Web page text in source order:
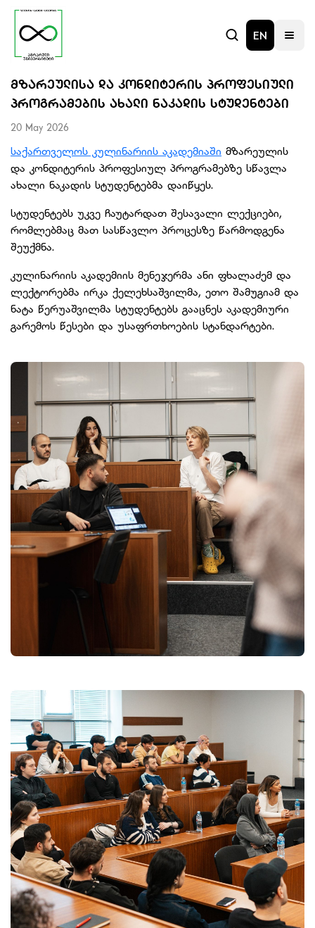
EN
ᲛᲖᲐᲠᲔᲣᲚᲘᲡᲐ ᲓᲐ ᲙᲝᲜᲓᲘᲢᲔᲠᲘᲡ ᲞᲠᲝᲤᲔᲡᲘᲣᲚᲘ
ᲞᲠᲝᲒᲠᲐᲛᲔᲑᲘᲡ ᲐᲮᲐᲚᲘ ᲜᲐᲙᲐᲓᲘᲡ ᲡᲢᲣᲓᲔᲜᲢᲔᲑᲘ
20 May 2026
საქართველოს კულინარიის აკადემიაში მზარეულის
და კონდიტერის პროფესიულ პროგრამებზე სწავლა
ახალი ნაკადის სტუდენტებმა დაიწყეს.
სტუდენტებს უკვე ჩაუტარდათ შესავალი ლექციები,
რომლებმაც მათ სასწავლო პროცესზე წარმოდგენა
შეუქმნა.
კულინარიის აკადემიის მენეჯერმა ანი ფხალაძემ და
ლექტორებმა ირკა ქელეხსაშვილმა, ეთო შამუგიამ და
ნატა წერუაშვილმა სტუდენტებს გააცნეს აკადემიური
გარემოს წესები და უსაფრთხოების სტანდარტები.